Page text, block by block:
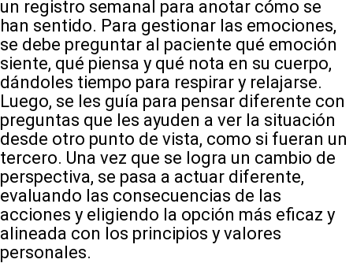
un registro semanal para anotar cómo se
han sentido. Para gestionar las emociones,
se debe preguntar al paciente qué emoción
siente, qué piensa y qué nota en su cuerpo,
dándoles tiempo para respirar y relajarse.
Luego, se les guía para pensar diferente con
preguntas que les ayuden a ver la situación
desde otro punto de vista, como si fueran un
tercero. Una vez que se logra un cambio de
perspectiva, se pasa a actuar diferente,
evaluando las consecuencias de las
acciones y eligiendo la opción más eficaz y
alineada con los principios y valores
personales.